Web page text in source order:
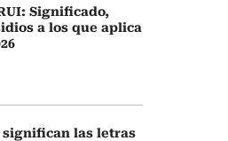
Significado,
a los que aplica
significan las letras